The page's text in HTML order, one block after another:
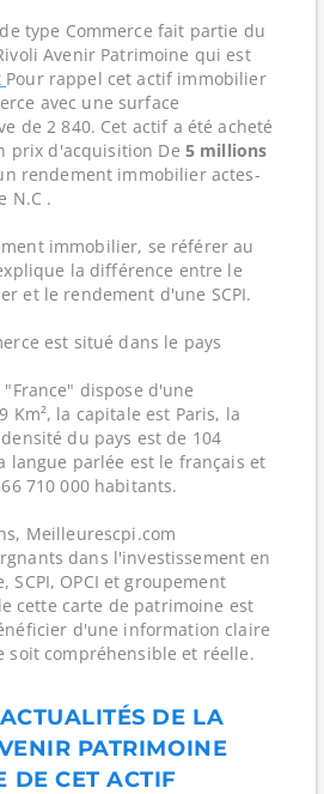
type Commerce fait partie du
Avenir Patrimoine qui est
Pour rappel cet actif immobilier
avec une surface
de 2 840. Cet actif a été acheté
prix d'acquisition De 5 millions
rendement immobilier actes-
N.C .
immobilier, se référer au
la différence entre le
et le rendement d'une SCPI.
est situé dans le pays
dispose d'une
Km², la capitale est Paris, la
du pays est de 104
langue parlée est le français et
710 000 habitants.
Meilleurescpi.com
dans l'investissement en
SCPI, OPCI et groupement
cette carte de patrimoine est
d'une information claire
soit compréhensible et réelle.
DE LA
PATRIMOINE
DE CET ACTIF